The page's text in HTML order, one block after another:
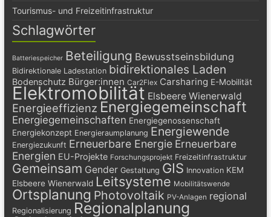
Tourismus- und Freizeitinfrastruktur
Schlagwörter
Batteriespeicher Beteiligung Bewusstseinsbildung
Bidirektionale Ladestation bidirektionales Laden
Bodenschutz Bürger:innen Car2Flex Carsharing E-Mobilität
Elektromobilität Elsbeere Wienerwald
Energieeffizienz Energiegemeinschaft
Energiegemeinschaften Energiegenossenschaft
Energiekonzept Energieraumplanung Energiewende
Energiezukunft Erneuerbare Energie Erneuerbare
Energien EU-Projekte Forschungsprojekt Freizeitinfrastruktur
Gemeinsam Gender Gestaltung GIS Innovation KEM
Elsbeere Wienerwald Leitsysteme Mobilitätswende
Ortsplanung Photovoltaik PV-Anlagen regional
Regionalisierung Regionalplanung